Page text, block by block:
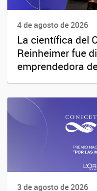
4 de agosto de 2026
La científica del
Reinheimer fue
emprendedora
3 de agosto de 2026